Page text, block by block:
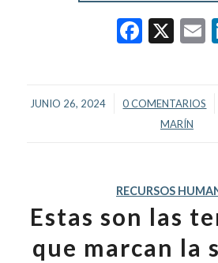
X
JUNIO 26, 2024
/ 0 COMENTARIOS
/
MARÍN
RECURSOS
Estas son las
que marcan la